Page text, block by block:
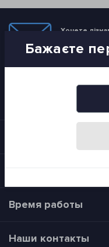
Хочете
Время работы
Наши контакты
Бажаєте